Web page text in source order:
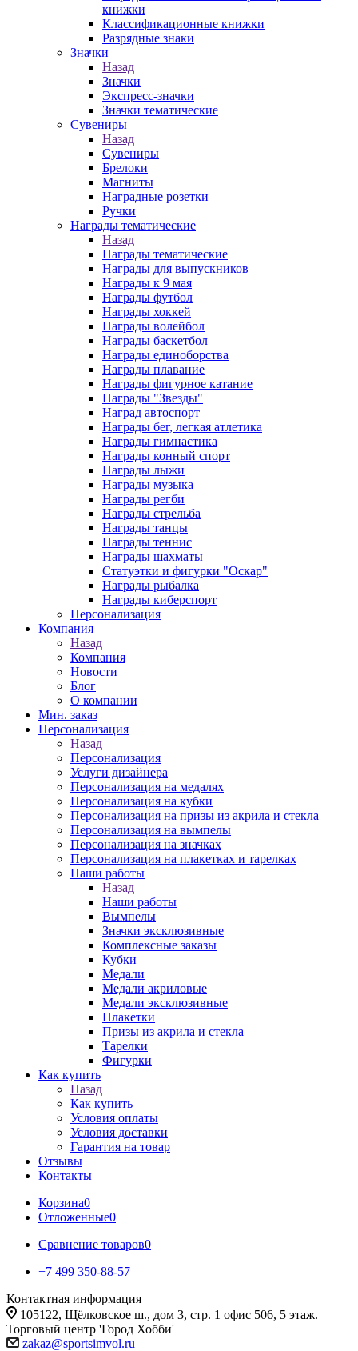
книжки
Классификационные книжки
Разрядные знаки
Значки
Назад
Значки
Экспресс-значки
Значки тематические
Сувениры
Назад
Сувениры
Брелоки
Магниты
Наградные розетки
Ручки
Награды тематические
Назад
Награды тематические
Награды для выпускников
Награды к 9 мая
Награды футбол
Награды хоккей
Награды волейбол
Награды баскетбол
Награды единоборства
Награды плавание
Награды фигурное катание
Награды "Звезды"
Наград автоспорт
Награды бег, легкая атлетика
Награды гимнастика
Награды конный спорт
Награды лыжи
Награды музыка
Награды регби
Награды стрельба
Награды танцы
Награды теннис
Награды шахматы
Статуэтки и фигурки "Оскар"
Награды рыбалка
Награды киберспорт
Персонализация
Компания
Назад
Компания
Новости
Блог
О компании
Мин. заказ
Персонализация
Назад
Персонализация
Услуги дизайнера
Персонализация на медалях
Персонализация на кубки
Персонализация на призы из акрила и стекла
Персонализация на вымпелы
Персонализация на значках
Персонализация на плакетках и тарелках
Наши работы
Назад
Наши работы
Вымпелы
Значки эксклюзивные
Комплексные заказы
Кубки
Медали
Медали акриловые
Медали эксклюзивные
Плакетки
Призы из акрила и стекла
Тарелки
Фигурки
Как купить
Назад
Как купить
Условия оплаты
Условия доставки
Гарантия на товар
Отзывы
Контакты
Корзина0
Отложенные0
Сравнение товаров0
+7 499 350-88-57
Контактная информация
105122, Щёлковское ш., дом 3, стр. 1 офис 506, 5 этаж.
Торговый центр 'Город Хобби'
zakaz@sportsimvol.ru